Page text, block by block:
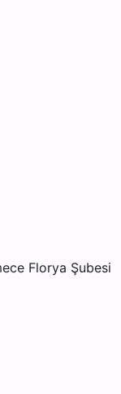
Florya Şubesi